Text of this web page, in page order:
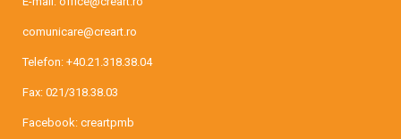
comunicare@creart.ro
Telefon: +40.21.318.38.04
Fax: 021/318.38.03
Facebook: creartpmb